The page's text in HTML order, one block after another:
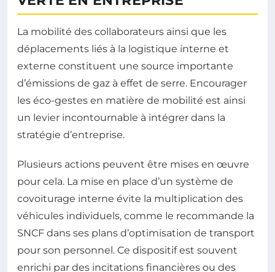
La mobilité des collaborateurs ainsi que les
déplacements liés à la logistique interne et
externe constituent une source importante
d’émissions de gaz à effet de serre. Encourager
les éco-gestes en matière de mobilité est ainsi
un levier incontournable à intégrer dans la
stratégie d’entreprise.
Plusieurs actions peuvent être mises en œuvre
pour cela. La mise en place d’un système de
covoiturage interne évite la multiplication des
véhicules individuels, comme le recommande la
SNCF dans ses plans d’optimisation de transport
pour son personnel. Ce dispositif est souvent
enrichi par des incitations financières ou des